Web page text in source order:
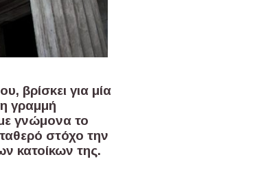
βρίσκει για μία
γραμμή
γνώμονα το
στόχο την
κατοίκων της.